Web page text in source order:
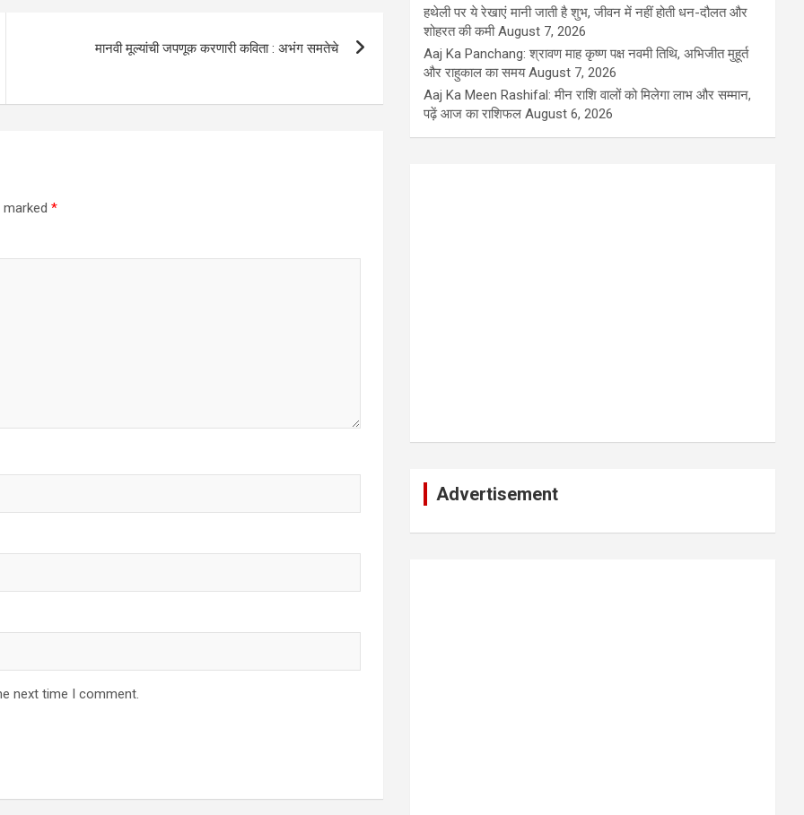
मानवी मूल्यांची जपणूक करणारी कविता : अभंग समतेचे
marked *
next time I comment.
हथेली पर ये रेखाएं मानी जाती है शुभ, जीवन में नहीं होती धन-दौलत और
शोहरत की कमी August 7, 2026
Aaj Ka Panchang: श्रावण माह कृष्ण पक्ष नवमी तिथि, अभिजीत मुहूर्त
और राहुकाल का समय August 7, 2026
Aaj Ka Meen Rashifal: मीन राशि वालों को मिलेगा लाभ और सम्मान,
पढ़ें आज का राशिफल August 6, 2026
Advertisement